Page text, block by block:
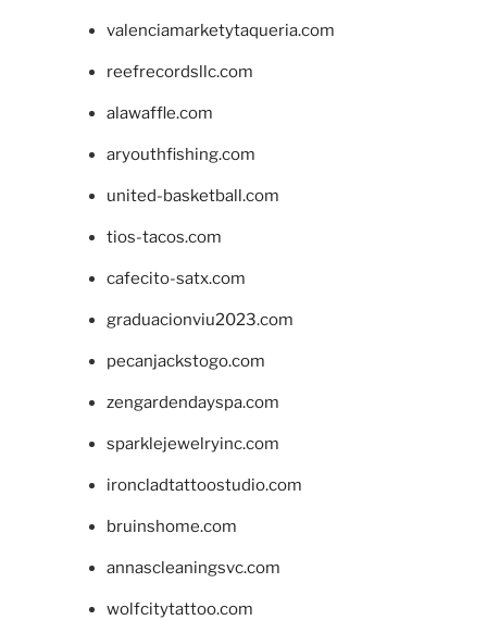
valenciamarketytaqueria.com
reefrecordsllc.com
alawaffle.com
aryouthfishing.com
united-basketball.com
tios-tacos.com
cafecito-satx.com
graduacionviu2023.com
pecanjackstogo.com
zengardendayspa.com
sparklejewelryinc.com
ironcladtattoostudio.com
bruinshome.com
annascleaningsvc.com
wolfcitytattoo.com